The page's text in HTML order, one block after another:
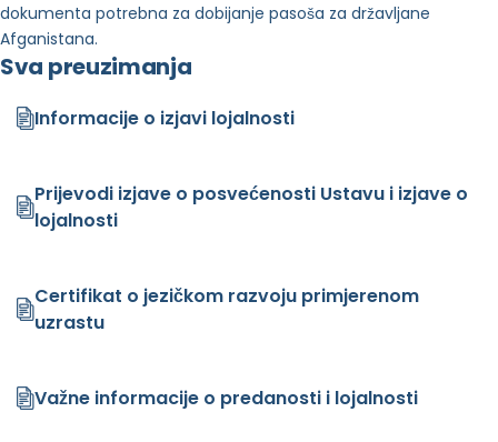
Sva preuzimanja
Informacije o izjavi lojalnosti
Prijevodi izjave o posvećenosti Ustavu i izjave o
lojalnosti
Certifikat o jezičkom razvoju primjerenom
uzrastu
Važne informacije o predanosti i lojalnosti
dokumenta potrebna za dobijanje pasoša za državljane
Afganistana.